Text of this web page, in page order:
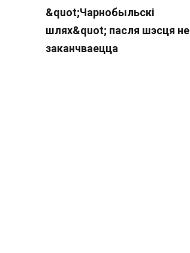
&quot;Чарнобыльскі
шлях&quot; пасля шэсця не
заканчваецца